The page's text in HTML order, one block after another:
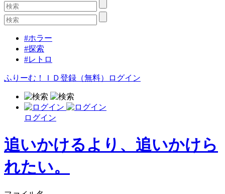
#ホラー
#探索
#レトロ
ふりーむ！ＩＤ登録（無料） ログイン
ログイン
追いかけるより、追いかけら
れたい。